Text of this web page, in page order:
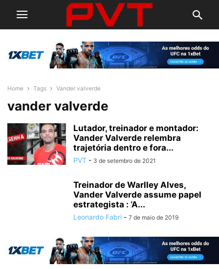
Home Tags Vander valverde
vander valverde
Lutador, treinador e montador:
Vander Valverde relembra
trajetória dentro e fora...
PVT - 3 de setembro de 2021
Treinador de Warlley Alves,
Vander Valverde assume papel
estrategista : ‘A...
Leonardo Fabri - 7 de maio de 2019